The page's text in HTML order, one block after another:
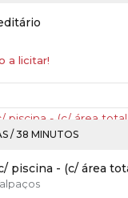
a licitar!
/ 38 MINUTOS